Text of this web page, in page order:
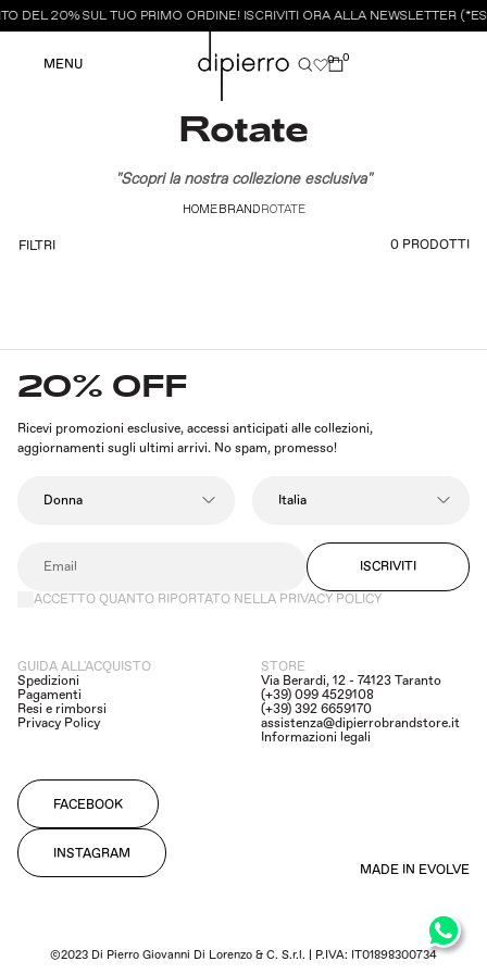
DEL 20% SUL TUO PRIMO ORDINE! ISCRIVITI ORA ALLA NEWSLETTER
MENU 0 0
Rotate
"Scopri la nostra collezione esclusiva"
HOME BRAND ROTATE
FILTRI 0 PRODOTTI
20% OFF
Ricevi promozioni esclusive, accessi anticipati alle collezioni,
aggiornamenti sugli ultimi arrivi. No spam, promesso!
ISCRIVITI
ACCETTO QUANTO RIPORTATO NELLA PRIVACY POLICY
GUIDA ALL'ACQUISTO
Spedizioni
Pagamenti
Resi e rimborsi
Privacy Policy
STORE
Via Berardi, 12 - 74123 Taranto
(+39) 099 4529108
(+39) 392 6659170
assistenza@dipierrobrandstore.it
Informazioni legali
FACEBOOK
INSTAGRAM
MADE IN EVOLVE
©2023 Di Pierro Giovanni Di Lorenzo & C. S.r.l. | P.IVA: IT01898300734